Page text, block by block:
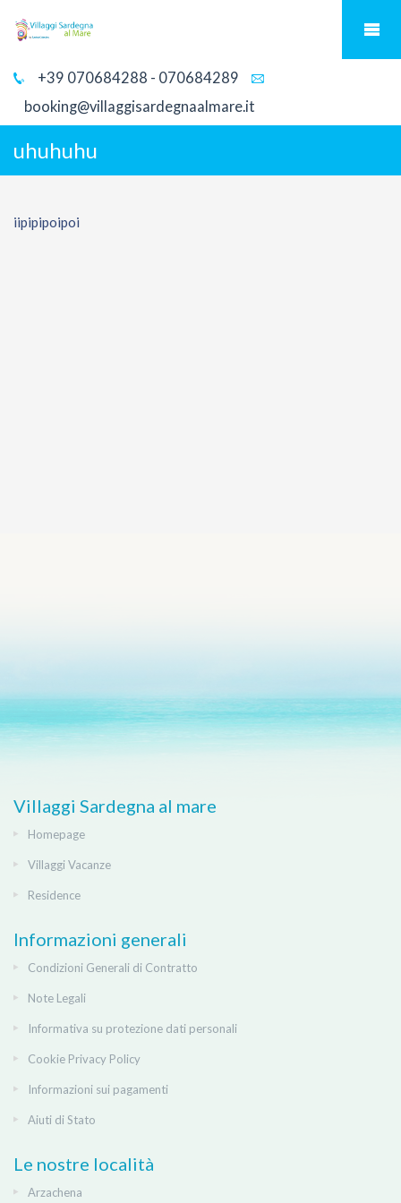
+39 070684288 - 070684289
booking@villaggisardegnaalmare.it
uhuhuhu
iipipipoipoi
Villaggi Sardegna al mare
Homepage
Villaggi Vacanze
Residence
Informazioni generali
Condizioni Generali di Contratto
Note Legali
Informativa su protezione dati personali
Cookie Privacy Policy
Informazioni sui pagamenti
Aiuti di Stato
Le nostre località
Arzachena